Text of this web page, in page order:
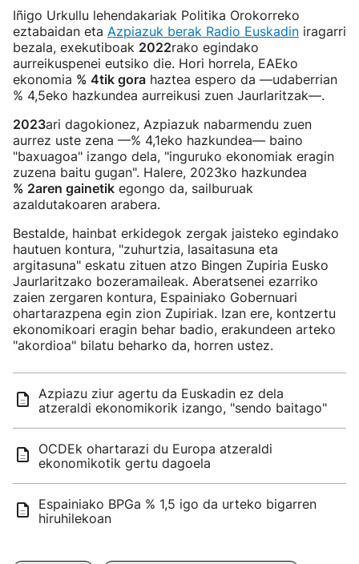
Iñigo Urkullu lehendakariak Politika Orokorreko
eztabaidan eta Azpiazuk berak Radio Euskadin iragarri
bezala, exekutiboak 2022rako egindako
aurreikuspenei eutsiko die. Hori horrela, EAEko
ekonomia % 4tik gora haztea espero da —udaberrian
% 4,5eko hazkundea aurreikusi zuen Jaurlaritzak—.
2023ari dagokionez, Azpiazuk nabarmendu zuen
aurrez uste zena —% 4,1eko hazkundea— baino
"baxuagoa" izango dela, "inguruko ekonomiak eragin
zuzena baitu gugan". Halere, 2023ko hazkundea
% 2aren gainetik egongo da, sailburuak
azaldutakoaren arabera.
Bestalde, hainbat erkidegok zergak jaisteko egindako
hautuen kontura, "zuhurtzia, lasaitasuna eta
argitasuna" eskatu zituen atzo Bingen Zupiria Eusko
Jaurlaritzako bozeramaileak. Aberatsenei ezarriko
zaien zergaren kontura, Espainiako Gobernuari
ohartarazpena egin zion Zupiriak. Izan ere, kontzertu
ekonomikoari eragin behar badio, erakundeen arteko
"akordioa" bilatu beharko da, horren ustez.
Azpiazu ziur agertu da Euskadin ez dela
atzeraldi ekonomikorik izango, "sendo baitago"
OCDEk ohartarazi du Europa atzeraldi
ekonomikotik gertu dagoela
Espainiako BPGa % 1,5 igo da urteko bigarren
hiruhilekoan